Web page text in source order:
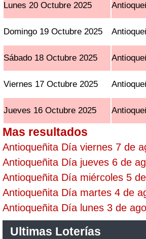
Lunes 20 Octubre 2025
Domingo 19 Octubre 2025
Sábado 18 Octubre 2025
Viernes 17 Octubre 2025
Jueves 16 Octubre 2025
Mas resultados
Antioqueñita Día viernes 7 de
Antioqueñita Día jueves 6 de
Antioqueñita Día miércoles 5
Antioqueñita Día martes 4 de
Antioqueñita Día lunes 3 de
Ultimas Loterías